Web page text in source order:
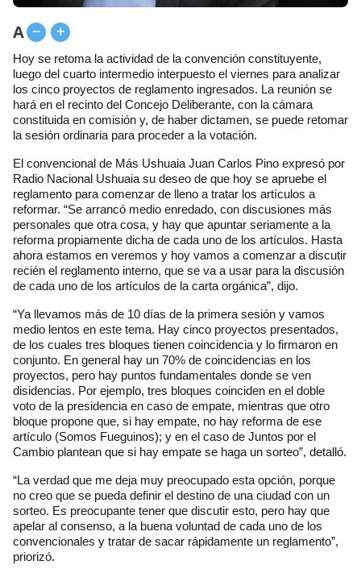
A
Hoy se retoma la actividad de la convención constituyente,
luego del cuarto intermedio interpuesto el viernes para analizar
los cinco proyectos de reglamento ingresados. La reunión se
hará en el recinto del Concejo Deliberante, con la cámara
constituida en comisión y, de haber dictamen, se puede retomar
la sesión ordinaria para proceder a la votación.
El convencional de Más Ushuaia Juan Carlos Pino expresó por
Radio Nacional Ushuaia su deseo de que hoy se apruebe el
reglamento para comenzar de lleno a tratar los artículos a
reformar. “Se arrancó medio enredado, con discusiones más
personales que otra cosa, y hay que apuntar seriamente a la
reforma propiamente dicha de cada uno de los artículos. Hasta
ahora estamos en veremos y hoy vamos a comenzar a discutir
recién el reglamento interno, que se va a usar para la discusión
de cada uno de los artículos de la carta orgánica”, dijo.
“Ya llevamos más de 10 días de la primera sesión y vamos
medio lentos en este tema. Hay cinco proyectos presentados,
de los cuales tres bloques tienen coincidencia y lo firmaron en
conjunto. En general hay un 70% de coincidencias en los
proyectos, pero hay puntos fundamentales donde se ven
disidencias. Por ejemplo, tres bloques coinciden en el doble
voto de la presidencia en caso de empate, mientras que otro
bloque propone que, si hay empate, no hay reforma de ese
artículo (Somos Fueguinos); y en el caso de Juntos por el
Cambio plantean que si hay empate se haga un sorteo”, detalló.
“La verdad que me deja muy preocupado esta opción, porque
no creo que se pueda definir el destino de una ciudad con un
sorteo. Es preocupante tener que discutir esto, pero hay que
apelar al consenso, a la buena voluntad de cada uno de los
convencionales y tratar de sacar rápidamente un reglamento”,
priorizó.